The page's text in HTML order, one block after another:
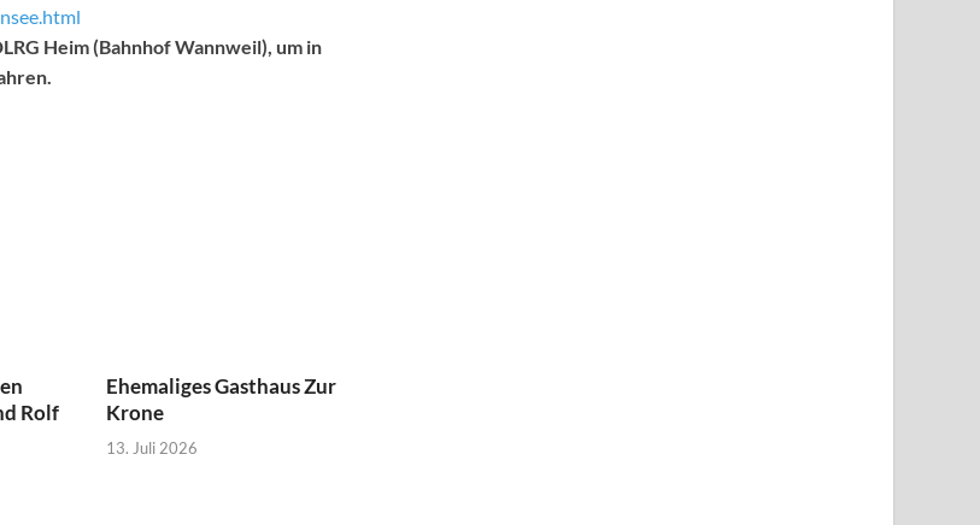
Heim (Bahnhof Wannweil), um in
Rolf
Ehemaliges Gasthaus Zur
Krone
13. Juli 2026